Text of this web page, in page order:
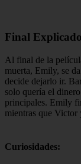
Final
Al final de la
muerta, Emily, se
decide dejarlo ir.
solo quería el
principales. Emily
mientras que
Curiosidades: